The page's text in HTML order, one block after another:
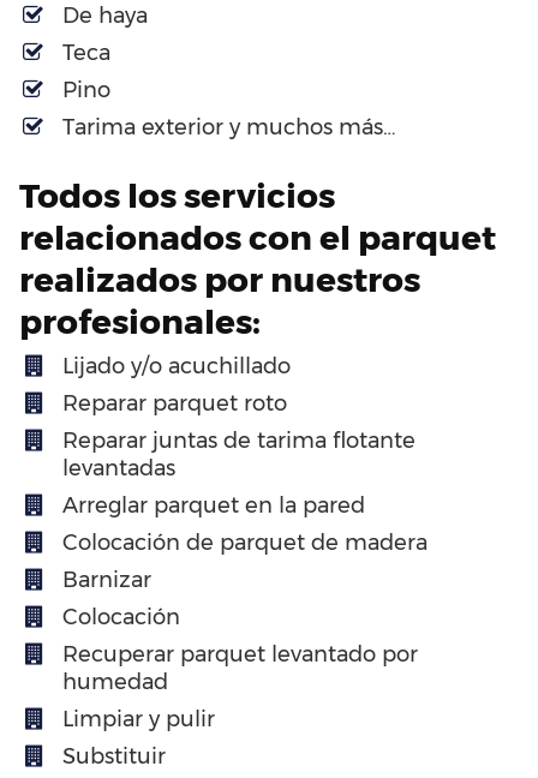
De haya
Teca
Pino
Tarima exterior y muchos más…
Todos los servicios
relacionados con el parquet
realizados por nuestros
profesionales:
Lijado y/o acuchillado
Reparar parquet roto
Reparar juntas de tarima flotante
levantadas
Arreglar parquet en la pared
Colocación de parquet de madera
Barnizar
Colocación
Recuperar parquet levantado por
humedad
Limpiar y pulir
Substituir